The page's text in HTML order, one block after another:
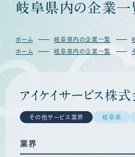
岐阜県 内の企業一
ホーム 岐阜県内の企業一覧
ホーム
岐阜県内の企業一覧
アイケイサービス株
その他サービス業界 岐阜県
業界